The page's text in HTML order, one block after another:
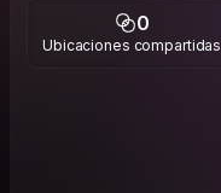
0
Ubicaciones compartidas